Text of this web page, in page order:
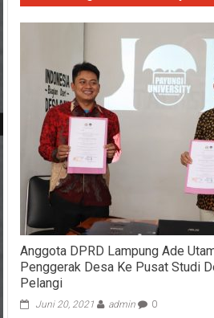
Anggota DPRD Lampung Ade
Penggerak Desa Ke Pusat Studi
Pelangi
Juni 20, 2021